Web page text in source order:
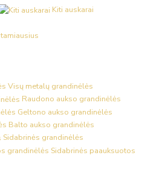
Kiti auskarai
Visų metalų grandinėlės
Raudono aukso grandinėlės
Geltono aukso grandinėlės
Balto aukso grandinėlės
Sidabrinės grandinėlės
Sidabrinės paauksuotos